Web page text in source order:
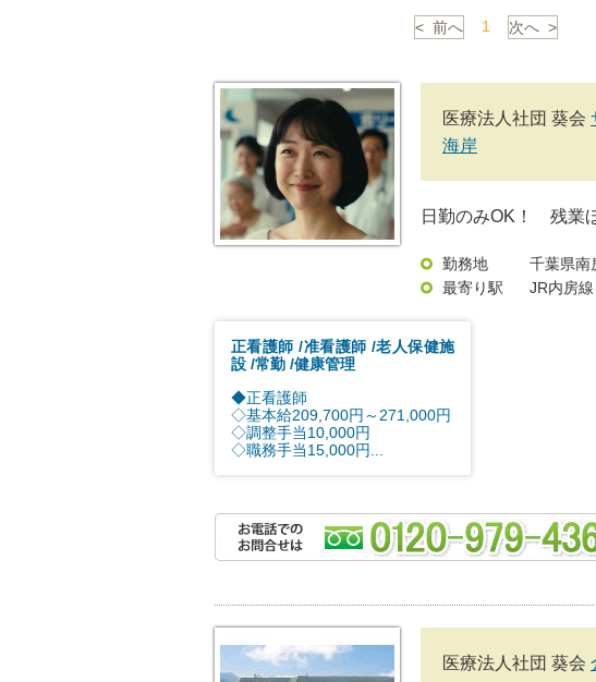
< 前へ 1 次へ >
医療法人社団 葵会
海岸
日勤のみOK！ 残業
勤務地
千葉県南
最寄り駅
JR内房
正看護師 准看護師 老人保健施
設 常勤 健康管理
◆正看護師
◇基本給209,700円～271,000円
◇調整手当10,000円
◇職務手当15,000円...
医療法人社団 葵会